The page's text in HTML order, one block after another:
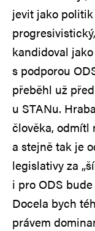
jevit jako
kandidoval
s podporou
přeběhl už
u STANu.
člověka, odmítl
a stejně tak je
legislativy za
i pro ODS
Docela bych
právem